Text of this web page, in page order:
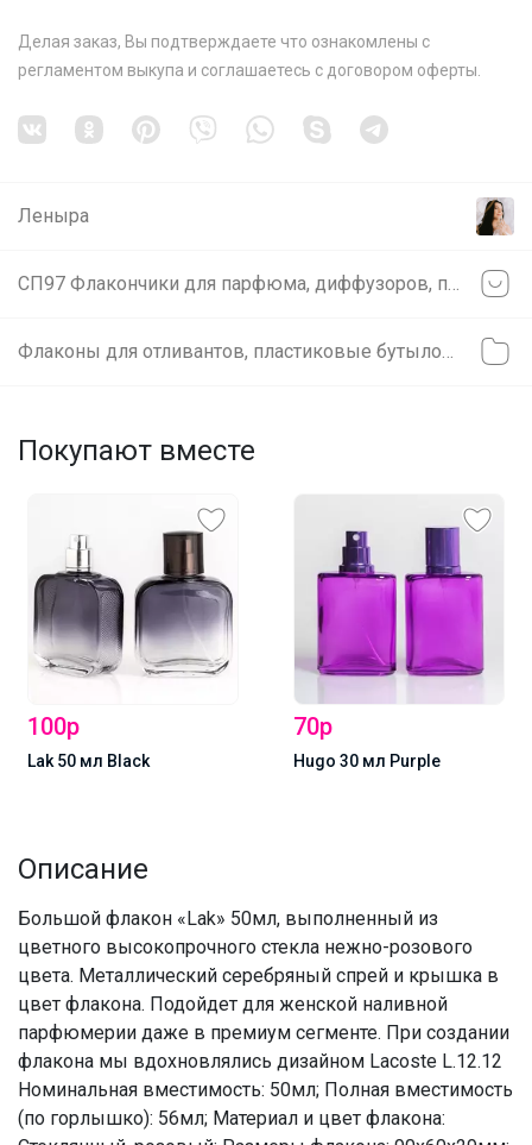
Делая заказ, Вы подтверждаете что ознакомлены с
регламентом выкупа и соглашаетесь с договором оферты
Леныра
Покупают вместе
100р
Lak 50 мл Black
70р
Hugo 30 мл Purple
Описание
Большой флакон «Lak» 50мл, выполненный из
цветного высокопрочного стекла нежно-розового
цвета. Металлический серебряный спрей и крышка в
цвет флакона. Подойдет для женской наливной
парфюмерии даже в премиум сегменте. При создании
флакона мы вдохновлялись дизайном Lacoste L.12.12
Номинальная вместимость: 50мл; Полная вместимость
(по горлышко): 56мл; Материал и цвет флакона: